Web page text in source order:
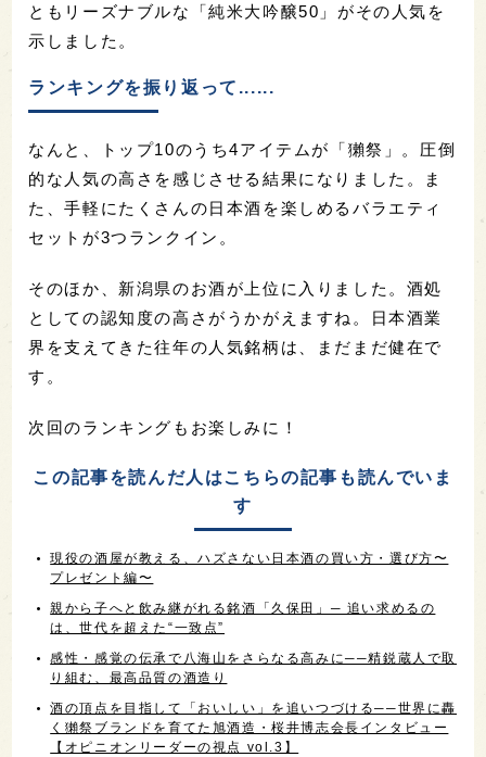
ともリーズナブルな「純米大吟醸50」がその人気を
示しました。
ランキングを振り返って......
なんと、トップ10のうち4アイテムが「獺祭」。圧倒
的な人気の高さを感じさせる結果になりました。ま
た、手軽にたくさんの日本酒を楽しめるバラエティ
セットが3つランクイン。
そのほか、新潟県のお酒が上位に入りました。酒処
としての認知度の高さがうかがえますね。日本酒業
界を支えてきた往年の人気銘柄は、まだまだ健在で
す。
次回のランキングもお楽しみに！
この記事を読んだ人はこちらの記事も読んでいま
す
現役の酒屋が教える、ハズさない日本酒の買い方・選び方〜
プレゼント編〜
親から子へと飲み継がれる銘酒「久保田」─ 追い求めるの
は、世代を超えた“一致点”
感性・感覚の伝承で八海山をさらなる高みに──精鋭蔵人で取
り組む、最高品質の酒造り
酒の頂点を目指して「おいしい」を追いつづける──世界に轟
く獺祭ブランドを育てた旭酒造・桜井博志会長インタビュー
【オピニオンリーダーの視点 vol.3】